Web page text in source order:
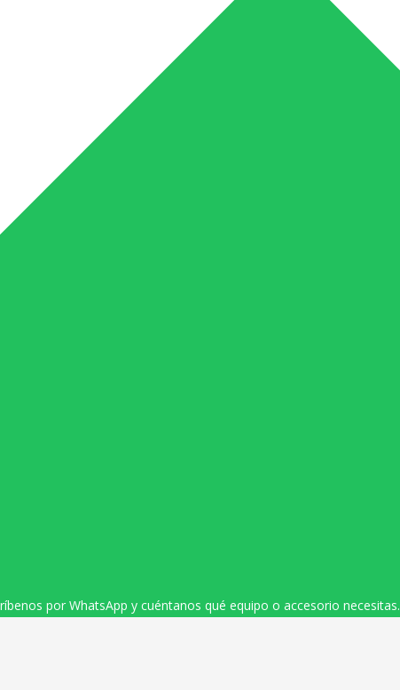
por WhatsApp y cuéntanos qué equipo o accesorio necesitas.